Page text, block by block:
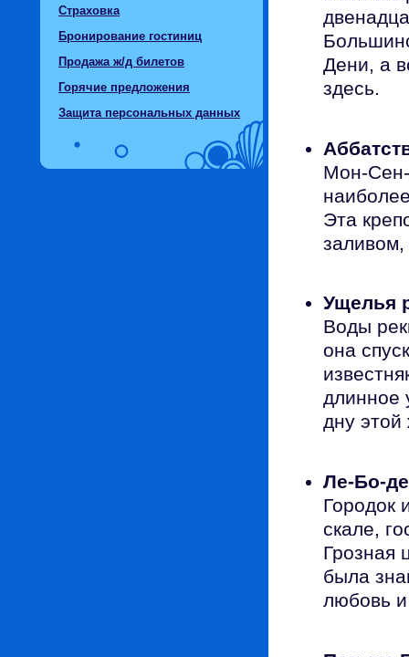
Страховка
Бронирование гостиниц
Продажа ж/д билетов
Горячие предложения
Защита персональных данных
Дени, а
здесь.
Мон-
Эта
Ущелья
Воды
она
длинное
дну этой
Ле-Бо-
Городок
скале,
Грозная
была
любовь и